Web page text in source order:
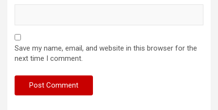
Save my name, email, and website in this browser for the
next time I comment.